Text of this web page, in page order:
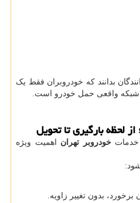
بدانند که خودروبران فقط یک
واقعی حمل خودرو است.
لحظه بارگیری تا تحویل
خدماتخودروبر تهران اهمیت ویژه
بدون تغییر زاویه.